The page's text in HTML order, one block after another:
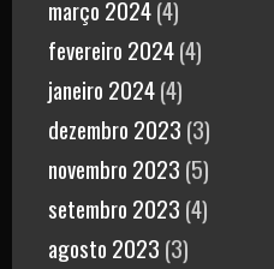
março 2024(4)
fevereiro 2024(4)
janeiro 2024(4)
dezembro 2023 (3)
novembro 2023 (5)
setembro 2023 (4)
agosto 2023 (3)